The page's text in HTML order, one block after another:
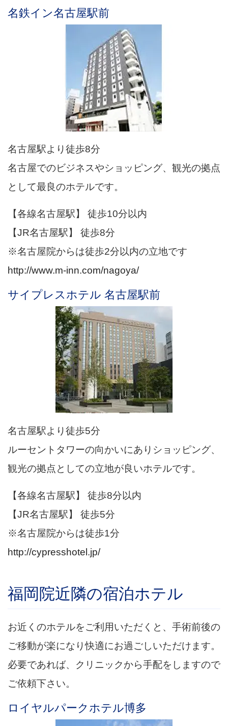
名鉄イン名古屋駅前
名古屋駅より徒歩8分
名古屋でのビジネスやショッピング、観光の拠点
として最良のホテルです。
【各線名古屋駅】 徒歩10分以内
【JR名古屋駅】 徒歩8分
※名古屋院からは徒歩2分以内の立地です
http://www.m-inn.com/nagoya/
サイプレスホテル 名古屋駅前
名古屋駅より徒歩5分
ルーセントタワーの向かいにありショッピング、
観光の拠点としての立地が良いホテルです。
【各線名古屋駅】 徒歩8分以内
【JR名古屋駅】 徒歩5分
※名古屋院からは徒歩1分
http://cypresshotel.jp/
福岡院近隣の宿泊ホテル
お近くのホテルをご利用いただくと、手術前後の
ご移動が楽になり快適にお過ごしいただけます。
必要であれば、クリニックから手配をしますので
ご依頼下さい。
ロイヤルパークホテル博多